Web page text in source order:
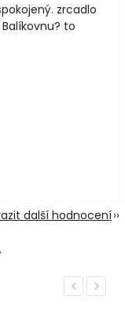
zrcadlo
to
další hodnocení
Previous
Next